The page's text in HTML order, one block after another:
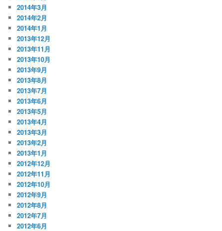
2014年3月
2014年2月
2014年1月
2013年12月
2013年11月
2013年10月
2013年9月
2013年8月
2013年7月
2013年6月
2013年5月
2013年4月
2013年3月
2013年2月
2013年1月
2012年12月
2012年11月
2012年10月
2012年9月
2012年8月
2012年7月
2012年6月